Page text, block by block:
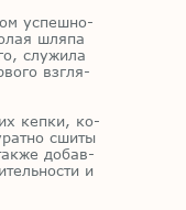
успеш­но­
шля­па
слу­жи­ла
взгля­
кеп­ки, ко­
сши­ты
до­бав­
и